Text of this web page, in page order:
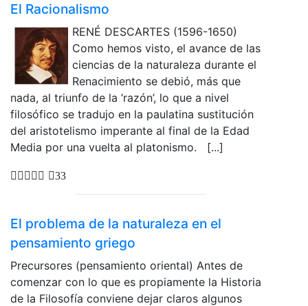
El Racionalismo
RENÉ DESCARTES (1596-1650)
Como hemos visto, el avance de las
ciencias de la naturaleza durante el
Renacimiento se debió, más que
nada, al triunfo de la ‘razón’, lo que a nivel
filosófico se tradujo en la paulatina sustitución
del aristotelismo imperante al final de la Edad
Media por una vuelta al platonismo. [...]
33
El problema de la naturaleza en el
pensamiento griego
Precursores (pensamiento oriental) Antes de
comenzar con lo que es propiamente la Historia
de la Filosofía conviene dejar claros algunos